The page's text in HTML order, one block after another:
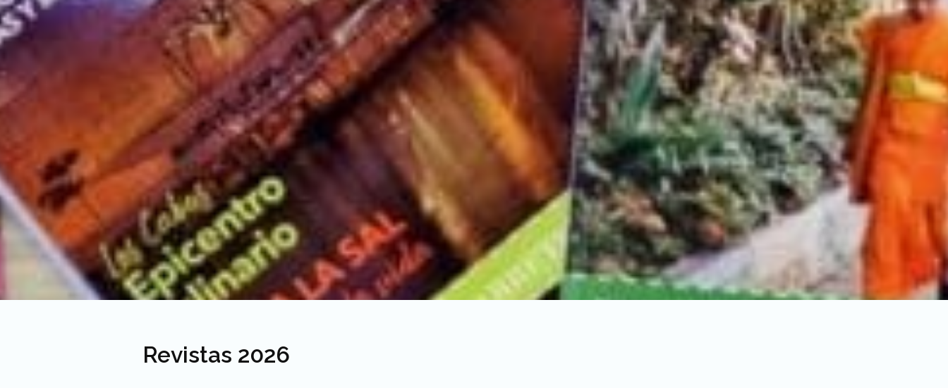
Revistas 2026